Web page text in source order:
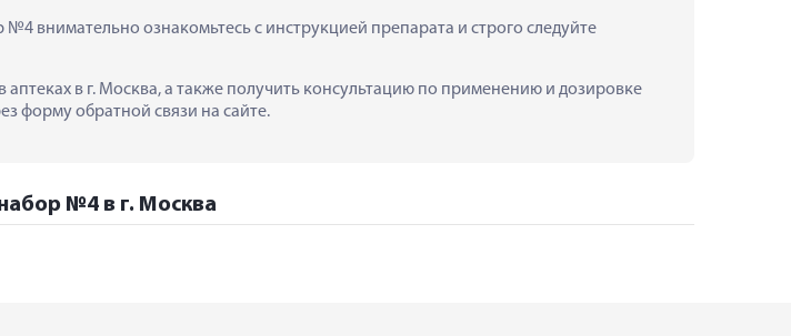
внимательно ознакомьтесь с инструкцией препарата и строго следуйте
в г. Москва, а также получить консультацию по применению и дозировке
форму обратной связи на сайте.
№4 в г. Москва